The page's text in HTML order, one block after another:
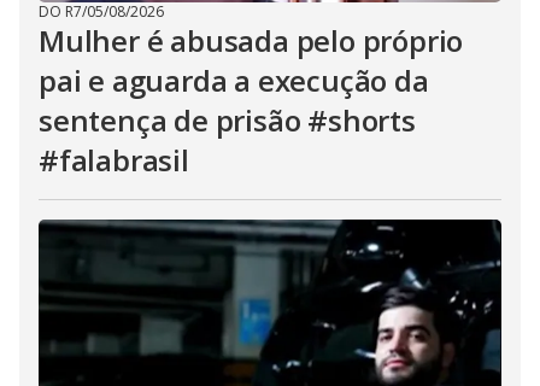
DO R7/05/08/2026
Mulher é abusada pelo próprio
pai e aguarda a execução da
sentença de prisão #shorts
#falabrasil